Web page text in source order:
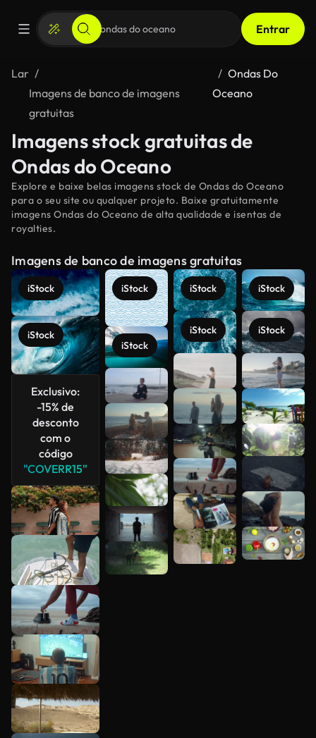
Entrar
Lar
Imagens de banco de imagens
gratuitas
Ondas Do
Oceano
Imagens stock gratuitas de
Ondas do Oceano
Explore e baixe belas imagens stock de Ondas do Oceano
para o seu site ou qualquer projeto. Baixe gratuitamente
imagens Ondas do Oceano de alta qualidade e isentas de
royalties.
Imagens de banco de imagens gratuitas
iStock
iStock
Exclusivo:
-15% de
desconto
com o
código
"COVERR15"
iStock
iStock
iStock
iStock
iStock
iStock
Veja mais